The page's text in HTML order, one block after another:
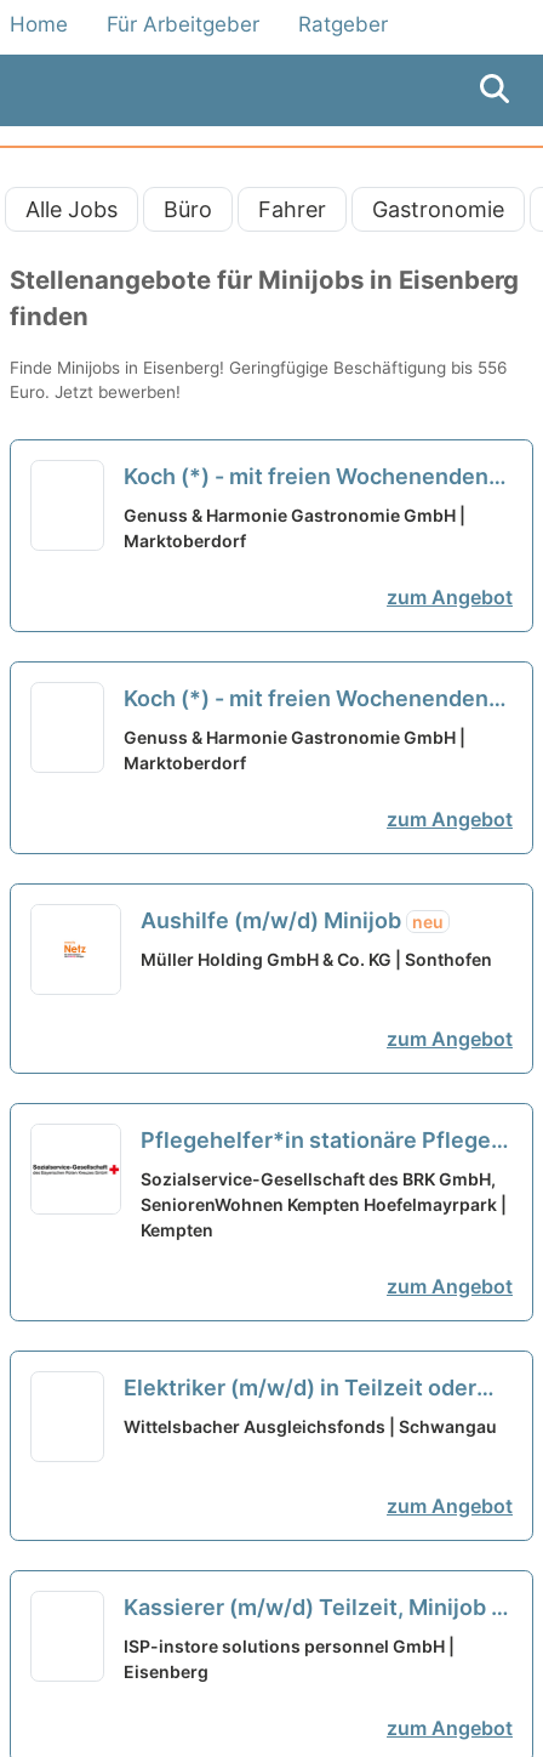
Home Für Arbeitgeber Ratgeber
Alle Jobs Büro Fahrer Gastronomie
Stellenangebote für Minijobs in Eisenberg
finden
Finde Minijobs in Eisenberg! Geringfügige Beschäftigung bis 556
Euro. Jetzt bewerben!
Koch (*) - mit freien Wochenenden
neu
Genuss & Harmonie Gastronomie GmbH |
Marktoberdorf
zum Angebot
Koch (*) - mit freien Wochenenden
neu
Genuss & Harmonie Gastronomie GmbH |
Marktoberdorf
zum Angebot
Aushilfe (m/w/d) Minijob neu
Müller Holding GmbH & Co. KG | Sonthofen
zum Angebot
Pflegehelfer*in stationäre Pflege
(m/w/d) - auf Minijob-Basis - neu
Sozialservice-Gesellschaft des BRK GmbH,
SeniorenWohnen Kempten Hoefelmayrpark |
Kempten
zum Angebot
Elektriker (m/w/d) in Teilzeit oder
Minijob neu
Wittelsbacher Ausgleichsfonds | Schwangau
zum Angebot
Kassierer (m/w/d) Teilzeit, Minijob in
07607 Eisenberg neu
ISP-instore solutions personnel GmbH |
Eisenberg
zum Angebot